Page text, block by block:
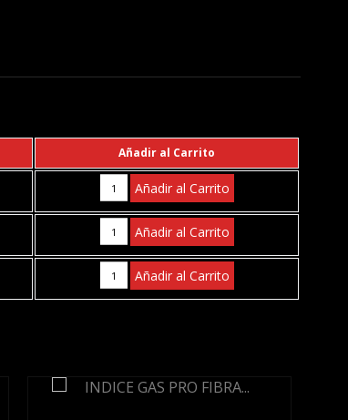
Añadir al Carrito
Añadir al Carrito
Añadir al Carrito
Añadir al Carrito